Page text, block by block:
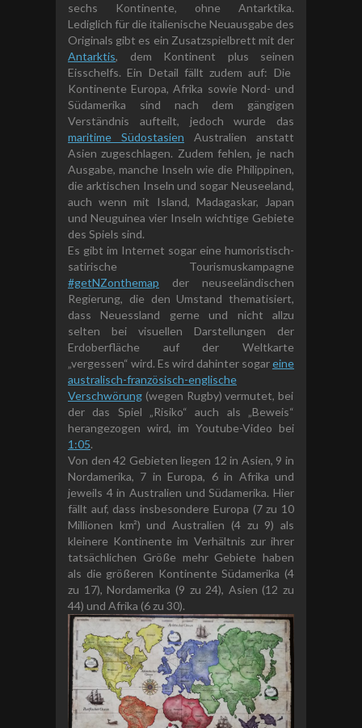
sechs Kontinente, ohne Antarktika.
L ediglich für die italienische Neuausgabe des
Originals gibt es ein Zusatzspielbrett mit der
Antarktis, dem Kontinent plus seinen
Eisschelfs. Ein Detail fällt zudem auf: Die
Kontinente Europa, Afrika sowie Nord- und
Südamerika sind nach dem gängigen
Verständnis aufteilt, jedoch wurde das
maritime Südostasien Australien anstatt
Asien zugeschlagen. Zudem fehlen, je nach
Ausgabe, manche Inseln wie die Philippinen,
die arktischen Inseln und sogar Neuseeland,
auch wenn mit Island, Madagaskar, Japan
und Neuguinea vier Inseln wichtige Gebiete
des Spiels sind.
Es gibt im Internet sogar eine humoristisch-
satirische Tourismuskampagne
#getNZonthemap der neuseeländischen
Regierung, die den Umstand thematisiert,
dass Neuessland gerne und nicht allzu
selten bei visuellen Darstellungen der
Erdoberfläche auf der Weltkarte
„vergessen“ wird. Es wird dahinter sogareine
australisch-französisch-englische
Verschwörung (wegen Rugby) vermutet, bei
der das Spiel „Risiko“ auch als „Beweis“
herangezogen wird, im Youtube-Video bei
1:05.
Von den 42 Gebieten liegen 12 in Asien, 9 in
Nordamerika, 7 in Europa, 6 in Afrika und
jeweils 4 in Australien und Südamerika. Hier
fällt auf, dass insbesondere Europa (7 zu 10
Millionen km²) und Australien (4 zu 9) als
kleinere Kontinente im Verhältnis zur ihrer
tatsächlichen Größe mehr Gebiete haben
als die größeren Kontinente Südamerika (4
zu 17), Nordamerika (9 zu 24), Asien (12 zu
44) und Afrika (6 zu 30).